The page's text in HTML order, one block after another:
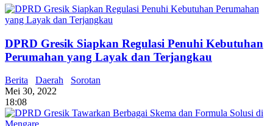
DPRD Gresik Siapkan Regulasi Penuhi Kebutuhan
Perumahan yang Layak dan Terjangkau
Berita Daerah
Sorotan
Mei 30, 2022
18:08